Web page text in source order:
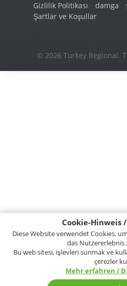
Cookie-Hinweis
Diese Website verwendet Cookies,
das Nutzererlebnis
Bu web sitesi, işlevleri sunmak ve
çerezler
Mehr erfahren /
Gizlilik Politikası damga
Şartlar ve Koşullar
© 2026 Turkey Regional.